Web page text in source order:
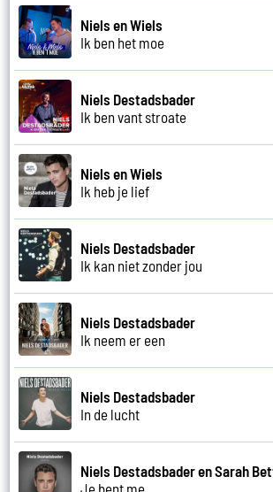
Niels en Wiels
Ik ben het moe
Niels Destadsbader
Ik ben vant stroate
Niels en Wiels
Ik heb je lief
Niels Destadsbader
Ik kan niet zonder jou
Niels Destadsbader
Ik neem er een
Niels Destadsbader
In de lucht
Niels Destadsbader en Sarah
Je bent me